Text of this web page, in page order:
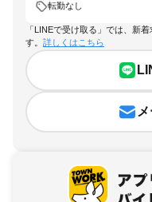
転勤なし
「LINEで受け取る」では、新
す。 詳しくはこちら